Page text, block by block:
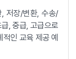
저장/변환, 수송/
, 중급, 고급으로
인 교육 제공 예